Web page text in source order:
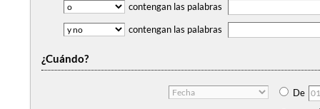
contengan las palabras
contengan las palabras
¿Cuándo?
De